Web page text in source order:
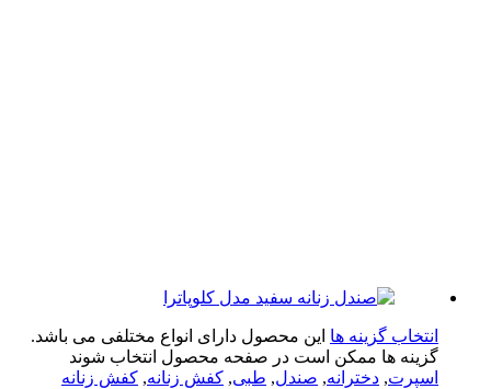
گزینه ها این محصول دارای انواع مختلفی می باشد.
ها ممکن است در صفحه محصول انتخاب شوند
دخترانه, صندل ,طبی,کفش زنانه,کفش زنانه